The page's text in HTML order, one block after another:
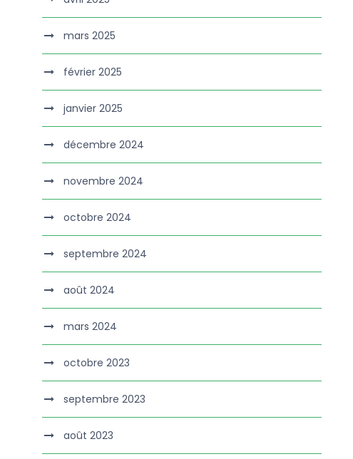
mars 2025
février 2025
janvier 2025
décembre 2024
novembre 2024
octobre 2024
septembre 2024
août 2024
mars 2024
octobre 2023
septembre 2023
août 2023